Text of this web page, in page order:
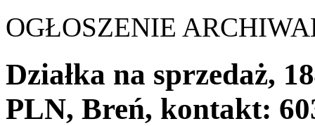
OGŁOSZENIE
Działka na sprzedaż,
PLN, Breń, kontakt: